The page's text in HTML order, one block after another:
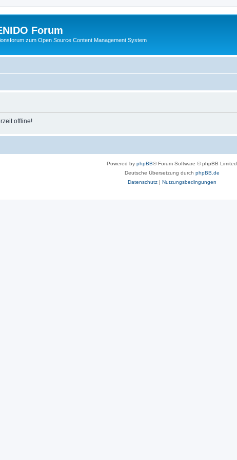
Forum
zum Open Source Content Management System
offline!
Powered by phpBB® Forum Software © phpBB Limited
Deutsche Übersetzung durch phpBB.de
Datenschutz| Nutzungsbedingungen